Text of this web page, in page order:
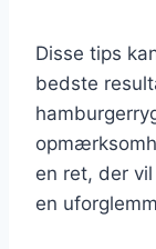
Disse tips
bedste
en ret, der
en